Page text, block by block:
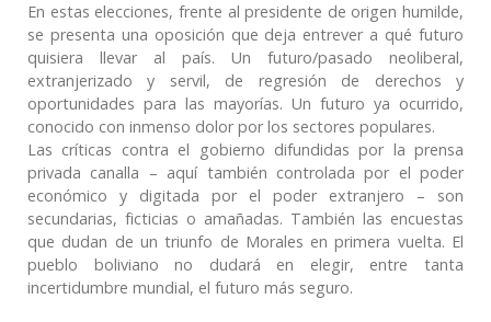
En estas elecciones, frente al presidente de origen humilde,
se presenta una oposición que deja entrever a qué futuro
quisiera llevar al país. Un futuro/pasado neoliberal,
extranjerizado y servil, de regresión de derechos y
oportunidades para las mayorías. Un futuro ya ocurrido,
conocido con inmenso dolor por los sectores populares.
Las críticas contra el gobierno difundidas por la prensa
privada canalla – aquí también controlada por el poder
económico y digitada por el poder extranjero – son
secundarias, ficticias o amañadas. También las encuestas
que dudan de un triunfo de Morales en primera vuelta. El
pueblo boliviano no dudará en elegir, entre tanta
incertidumbre mundial, el futuro más seguro.